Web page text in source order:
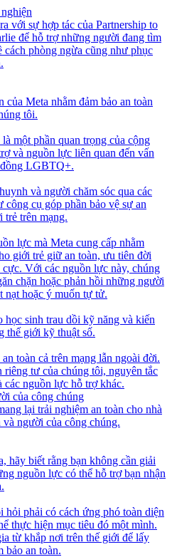
với sự hợp tác của Partnership to
để hỗ trợ những người đang tìm
phòng ngừa cũng như phục
Meta nhằm đảm bảo an toàn
tôi.
một phần quan trọng của cộng
và nguồn lực liên quan đến vấn
đồng LGBTQ+.
và người chăm sóc qua các
cụ góp phần bảo vệ sự an
trẻ trên mạng.
lực mà Meta cung cấp nhằm
giới trẻ giữ an toàn, ưu tiên đời
Với các nguồn lực này, chúng
chặn hoặc phản hồi những người
nạt hoặc ý muốn tự tử.
học sinh trau dồi kỹ năng và kiến
thế giới kỹ thuật số.
toàn cả trên mạng lẫn ngoài đời.
tư của chúng tôi, nguyên tắc
các nguồn lực hỗ trợ khác.
của công chúng
lại trải nghiệm an toàn cho nhà
người của công chúng.
hãy biết rằng bạn không cần giải
nguồn lực có thể hỗ trợ bạn nhận
hỏi phải có cách ứng phó toàn diện
thực hiện mục tiêu đó một mình.
từ khắp nơi trên thế giới để lấy
bảo an toàn.